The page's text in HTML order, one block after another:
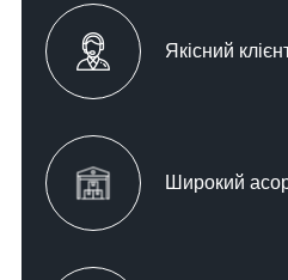
Якісний
Широкий